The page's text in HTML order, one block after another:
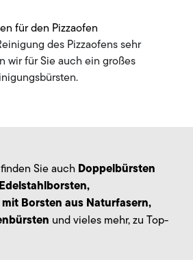
für den Pizzaofen
des Pizzaofens sehr
wir für Sie auch ein großes
Sie auch Doppelbürsten
Borsten aus Naturfasern,
und vieles mehr, zu Top-